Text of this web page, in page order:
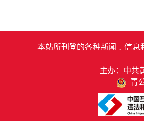
本站所刊登的各种新闻﹑信息
主办：中共
青